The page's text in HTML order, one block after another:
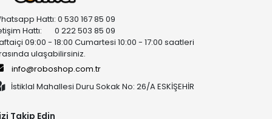
Hattı: 0 530 167 85 09
Hattı: 0 222 503 85 09
09:00 - 18:00 Cumartesi 10:00 - 17:00 saatleri
ulaşabilirsiniz.
info@roboshop.com.tr
İstiklal Mahallesi Duru Sokak No: 26/A ESKİŞEHİR
Takip Edin